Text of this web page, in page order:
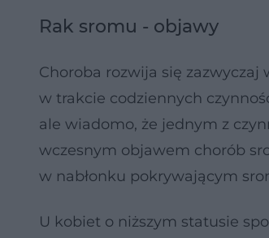
Rak sromu - objawy
Choroba rozwija się
w trakcie codziennych
ale wiadomo, że jednym z
wczesnym objawem chorób
w nabłonku pokrywającym
U kobiet o niższym statusie